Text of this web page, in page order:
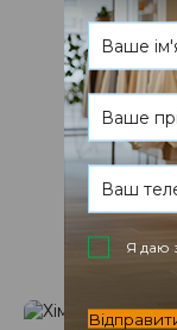
ремонт
Я даю